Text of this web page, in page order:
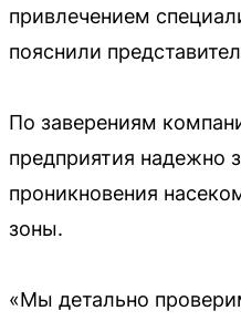
привлечением
пояснили
По заверениям
предприятия надежно
проникновения
зоны.
«Мы детально